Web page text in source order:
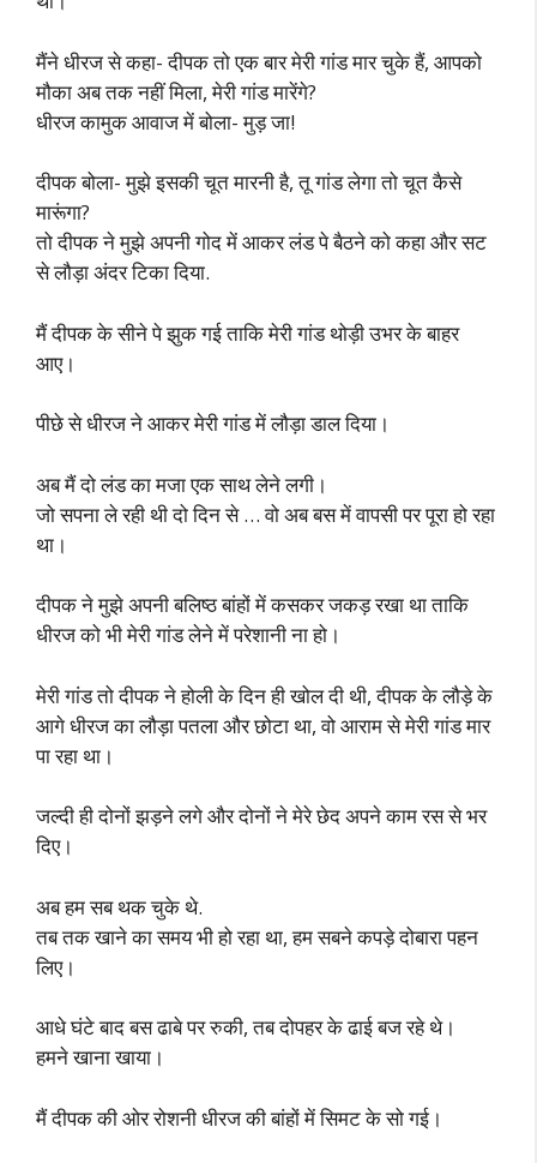
मैंने धीरज से कहा- दीपक तो एक बार मेरी गांड मार चुके हैं, आपको
मौका अब तक नहीं मिला, मेरी गांड मारेंगे?
धीरज कामुक आवाज में बोला- मुड़ जा!
दीपक बोला- मुझे इसकी चूत मारनी है, तू गांड लेगा तो चूत कैसे
मारूंगा?
तो दीपक ने मुझे अपनी गोद में आकर लंड पे बैठने को कहा और सट
से लौड़ा अंदर टिका दिया.
मैं दीपक के सीने पे झुक गई ताकि मेरी गांड थोड़ी उभर के बाहर
आए।
पीछे से धीरज ने आकर मेरी गांड में लौड़ा डाल दिया।
अब मैं दो लंड का मजा एक साथ लेने लगी।
जो सपना ले रही थी दो दिन से … वो अब बस में वापसी पर पूरा हो रहा
था।
दीपक ने मुझे अपनी बलिष्ठ बांहों में कसकर जकड़ रखा था ताकि
धीरज को भी मेरी गांड लेने में परेशानी ना हो।
मेरी गांड तो दीपक ने होली के दिन ही खोल दी थी, दीपक के लौड़े के
आगे धीरज का लौड़ा पतला और छोटा था, वो आराम से मेरी गांड मार
पा रहा था।
जल्दी ही दोनों झड़ने लगे और दोनों ने मेरे छेद अपने काम रस से भर
दिए।
अब हम सब थक चुके थे.
तब तक खाने का समय भी हो रहा था, हम सबने कपड़े दोबारा पहन
लिए।
आधे घंटे बाद बस ढाबे पर रुकी, तब दोपहर के ढाई बज रहे थे।
हमने खाना खाया।
मैं दीपक की ओर रोशनी धीरज की बांहों में सिमट के सो गई।